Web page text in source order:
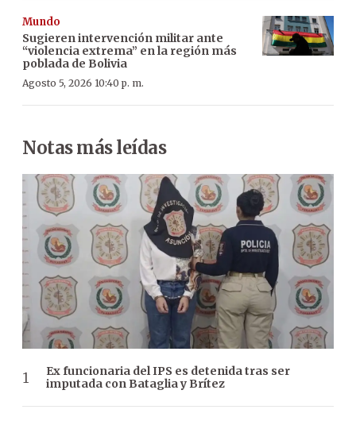
Mundo
Sugieren intervención militar ante
“violencia extrema” en la región más
poblada de Bolivia
Agosto 5, 2026 10:40 p. m.
Notas más leídas
Ex funcionaria del IPS es detenida tras ser
imputada con Bataglia y Brítez